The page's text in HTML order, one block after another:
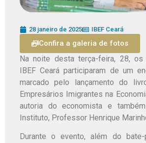
28 janeiro de 2025 IBEF Ceará
Confira a galeria de fotos
Na noite desta terça-feira, 28,
IBEF Ceará participaram de um
marcado pelo lançamento do
Empresários Imigrantes na
autoria do economista e
Instituto, Professor Henrique
Durante o evento, além do